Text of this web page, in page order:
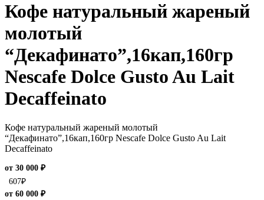
Кофе натуральный жареный
молотый
“Декафинато”,16кап,160гр
Nescafe Dolce Gusto Au Lait
Decaffeinato
Кофе натуральный жареный молотый
“Декафинато”,16кап,160гр Nescafe Dolce Gusto Au Lait
Decaffeinato
от 30 000 ₽
607₽
от 60 000 ₽